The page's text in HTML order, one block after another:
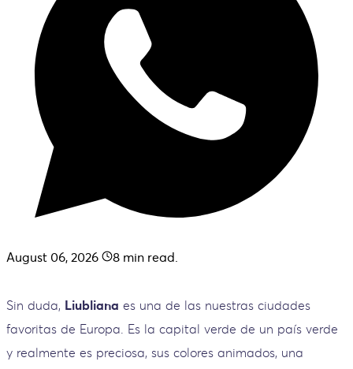
August 06, 2026 8 min read.
Sin duda, Liubliana es una de las nuestras ciudades
favoritas de Europa. Es la capital verde de un país verde
y realmente es preciosa, sus colores animados, una